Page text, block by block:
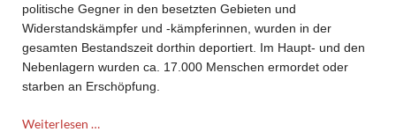
politische Gegner in den besetzten Gebieten und
Widerstandskämpfer und -kämpferinnen, wurden in der
gesamten Bestandszeit dorthin deportiert. Im Haupt- und den
Nebenlagern wurden ca. 17.000 Menschen ermordet oder
starben an Erschöpfung.
Weiterlesen …